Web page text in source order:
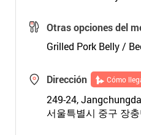
Otras opciones del
Grilled Pork Belly /
Dirección Cómo
249-24,
서울특별시 중구 장